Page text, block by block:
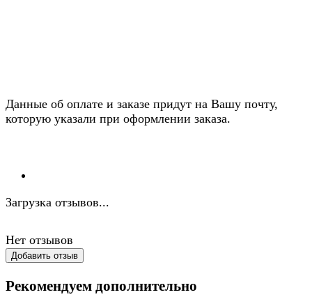
Данные об оплате и заказе придут на Вашу почту,
которую указали при оформлении заказа.
Загрузка отзывов...
Нет отзывов
Добавить отзыв
Рекомендуем дополнительно